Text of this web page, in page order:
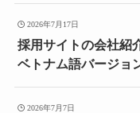
2026年7月17日
採用サイトの会社紹
ベトナム語バージョ
2026年7月7日